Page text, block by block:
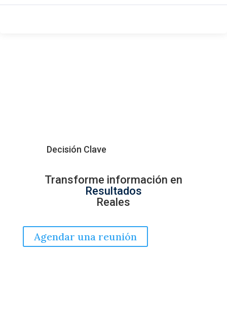
Decisión Clave
Transforme información en
Resultados
Reales
Agendar una reunión